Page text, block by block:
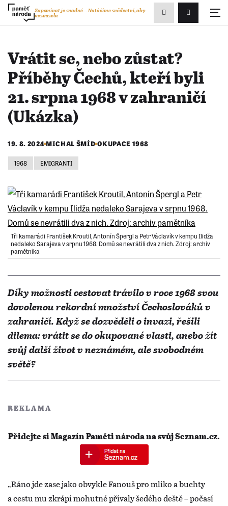
Přihlášení/
Zapomínat je snadné...Natáčíme svědectví, aby
nezmizela
Zobrazit
vyhledávání
Vrátit se, nebo zůstat?
Příběhy Čechů, kteří byli
21. srpna 1968 v zahraničí
(Ukázka)
19. 8. 2024 MICHAL ŠMÍD OKUPACE 1968
1968 EMIGRANTI
Tři kamarádi František Kroutil, Antonín Špergl a Petr Václavík v kempu Ilidža
nedaleko Sarajeva v srpnu 1968. Domů se nevrátili dva z nich. Zdroj: archiv
pamětníka
Díky možnosti cestovat trávilo v roce 1968 svou
dovolenou rekordní množství Čechoslováků v
zahraničí. Když se dozvěděli o invazi, řešili
dilema: vrátit se do okupované vlasti, anebo žít
svůj další život v neznámém, ale svobodném
světě?
REKLAMA
Přidejte si Magazín Paměti národa na svůj Seznam.cz.
„Ráno jde zase jako obvykle Fanouš pro mlíko a buchty
a cestu mu zkrápí mohutné přívaly šedého deště – počasí